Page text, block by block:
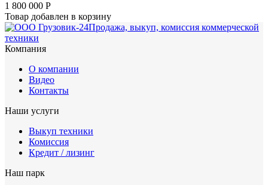
1 800 000 Р
Товар добавлен в корзину
Продажа, выкуп, комиссия коммерческой
техники
Компания
О компании
Видео
Контакты
Наши услуги
Выкуп техники
Комиссия
Кредит / лизинг
Наш парк